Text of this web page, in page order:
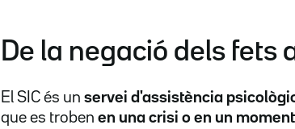
De la negació dels fets
El SIC és un servei d'assistència
que es troben en una crisi o en un